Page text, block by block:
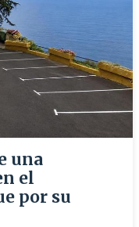
una
el
por su